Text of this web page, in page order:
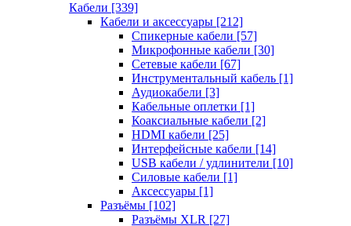
Кабели [339]
Кабели и аксессуары [212]
Спикерные кабели [57]
Микрофонные кабели [30]
Сетевые кабели [67]
Инструментальный кабель [1]
Аудиокабели [3]
Кабельные оплетки [1]
Коаксиальные кабели [2]
HDMI кабели [25]
Интерфейсные кабели [14]
USB кабели / удлинители [10]
Силовые кабели [1]
Аксессуары [1]
Разъёмы [102]
Разъёмы XLR [27]